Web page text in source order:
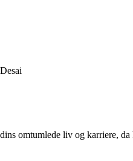
omtumlede liv og karriere,